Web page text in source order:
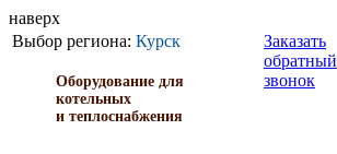
наверх
Выбор региона: Курск
Оборудование для
котельных
и теплоснабжения
Заказать
обратный
звонок